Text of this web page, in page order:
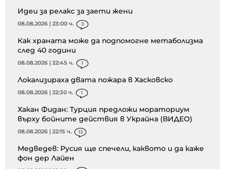
Идеи за релакс за заети жени
08.08.2026 | 23:00 ч. 3
Как храната може да подпомогне метаболизма
след 40 години
08.08.2026 | 22:45 ч. 1
Локализираха двата пожара в Хасковско
08.08.2026 | 22:30 ч. 1
Хакан Фидан: Турция предложи мораториум
върху бойните действия в Украйна (ВИДЕО)
08.08.2026 | 22:15 ч. 12
Медведев: Русия ще спечели, каквото и да каже
фон дер Лайен